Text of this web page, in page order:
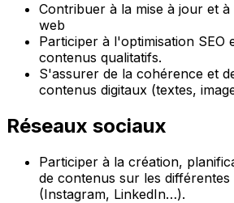
Contribuer à la mise à jour et
web
Participer à l'optimisation SEO
contenus qualitatifs.
S'assurer de la cohérence et
contenus digitaux (textes,
Réseaux sociaux
Participer à la création,
de contenus sur les
(Instagram, LinkedIn…).